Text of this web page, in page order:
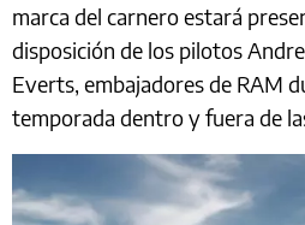
marca del carnero estará
disposición de los pilotos
Everts, embajadores de RAM
temporada dentro y fuera de